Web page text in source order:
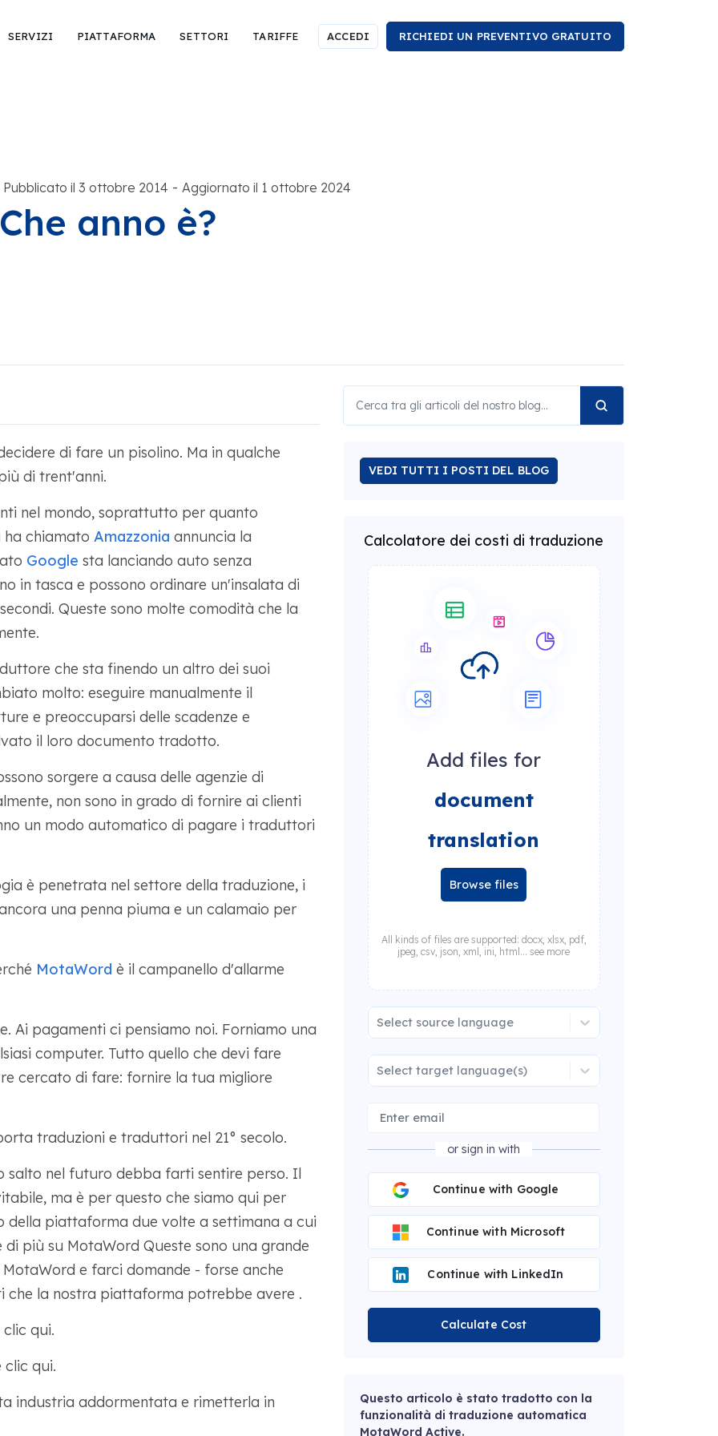
SERVIZI PIATTAFORMA SETTORI TARIFFE ACCEDI RICHIEDI UN PREVENTIVO GRATUITO
Pubblicato il 3 ottobre 2014 - Aggiornato il 1 ottobre 2024
anno è?
di fare un pisolino. Ma in qualche
di trent'anni.
nel mondo, soprattutto per quanto
chiamato Amazzonia annuncia la
Google sta lanciando auto senza
in tasca e possono ordinare un'insalata di
Queste sono molte comodità che la
che sta finendo un altro dei suoi
molto: eseguire manualmente il
e preoccuparsi delle scadenze e
il loro documento tradotto.
sorgere a causa delle agenzie di
non sono in grado di fornire ai clienti
un modo automatico di pagare i traduttori
è penetrata nel settore della traduzione, i
una penna piuma e un calamaio per
MotaWord è il campanello d'allarme
Ai pagamenti ci pensiamo noi. Forniamo una
computer. Tutto quello che devi fare
cercato di fare: fornire la tua migliore
traduzioni e traduttori nel 21° secolo.
salto nel futuro debba farti sentire perso. Il
ma è per questo che siamo qui per
piattaforma due volte a settimana a cui
più su MotaWord Queste sono una grande
e farci domande - forse anche
che la nostra piattaforma potrebbe avere .
qui.
clic qui.
industria addormentata e rimetterla in
VEDI TUTTI I POSTI DEL BLOG
Calcolatore dei costi di traduzione
Add files for
document
translation
Browse files
All kinds of files are supported: docx, xlsx, pdf,
jpeg, csv, json, xml, ini, html... see more
Select source language
Select target language(s)
or sign in with
Continue with Google
Continue with Microsoft
Continue with LinkedIn
Calculate Cost
Questo articolo è stato tradotto con la
funzionalità di traduzione automatica
MotaWord Active.